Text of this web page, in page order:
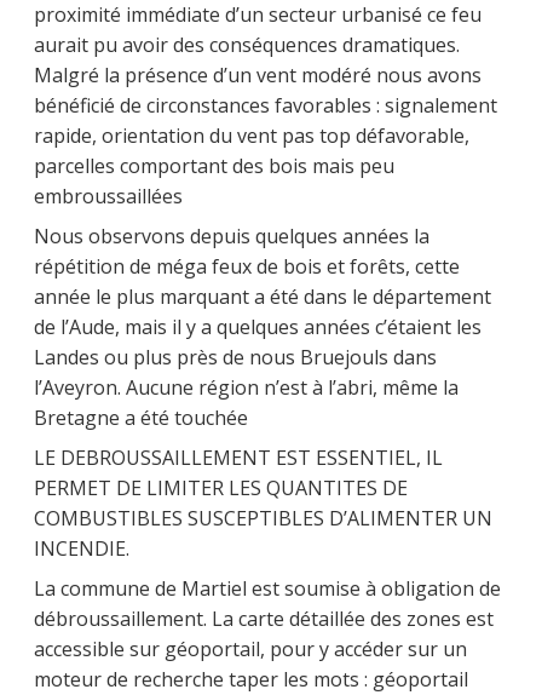
proximité immédiate d’un secteur urbanisé ce feu
aurait pu avoir des conséquences dramatiques.
Malgré la présence d’un vent modéré nous avons
bénéficié de circonstances favorables : signalement
rapide, orientation du vent pas top défavorable,
parcelles comportant des bois mais peu
embroussaillées
Nous observons depuis quelques années la
répétition de méga feux de bois et forêts, cette
année le plus marquant a été dans le département
de l’Aude, mais il y a quelques années c’étaient les
Landes ou plus près de nous Bruejouls dans
l’Aveyron. Aucune région n’est à l’abri, même la
Bretagne a été touchée
LE DEBROUSSAILLEMENT EST ESSENTIEL, IL
PERMET DE LIMITER LES QUANTITES DE
COMBUSTIBLES SUSCEPTIBLES D’ALIMENTER UN
INCENDIE.
La commune de Martiel est soumise à obligation de
débroussaillement. La carte détaillée des zones est
accessible sur géoportail, pour y accéder sur un
moteur de recherche taper les mots : géoportail